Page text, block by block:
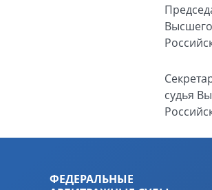
судья
ФЕДЕРАЛЬНЫЕ